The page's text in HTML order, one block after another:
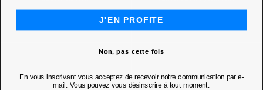
J'EN PROFITE
Non, pas cette fois
En vous inscrivant vous acceptez de recevoir notre communication par e-
mail. Vous pouvez vous désinscrire à tout moment.